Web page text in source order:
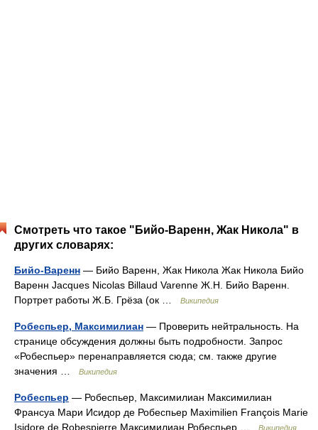
других словарях:
Варенн Jacques Nicolas Billaud Varenne Ж.Н. Бийо Варенн.
Портрет работы Ж.Б. Грёза (ок …Википедия
странице обсуждения должны быть подробности. Запрос
«Робеспьер» перенаправляется сюда; см. также другие
значения … Википедия
Франсуа Мари Исидор де Робеспьер Maximilien François Marie
Isidore de Robespierre Максимилиан Робеспьер …Википедия